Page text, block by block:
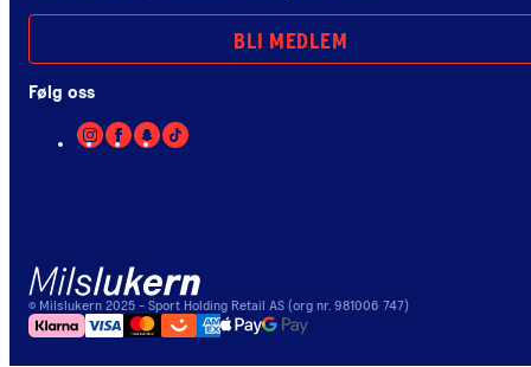
BLI MEDLEM
Følg oss
© Milslukern 2025 - Sport Holding Retail AS (org nr. 981006 747)